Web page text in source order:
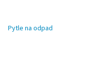
Pytle na odpad